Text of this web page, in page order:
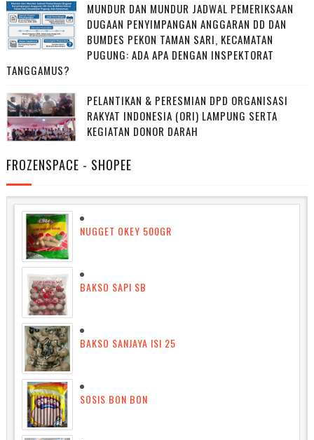
MUNDUR DAN MUNDUR JADWAL PEMERIKSAAN
DUGAAN PENYIMPANGAN ANGGARAN DD DAN
BUMDES PEKON TAMAN SARI, KECAMATAN
PUGUNG: ADA APA DENGAN INSPEKTORAT
TANGGAMUS?
PELANTIKAN & PERESMIAN DPD ORGANISASI
RAKYAT INDONESIA (ORI) LAMPUNG SERTA
KEGIATAN DONOR DARAH
FROZENSPACE - SHOPEE
NUGGET OKEY 500GR
BAKSO SAPI SB
BAKSO SANJAYA ISI 25
SOSIS BON BON